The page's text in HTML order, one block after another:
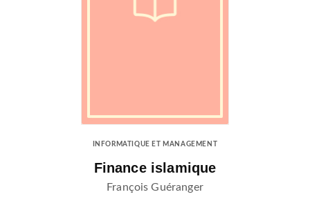
INFORMATIQUE ET MANAGEMENT
Finance islamique
François Guéranger